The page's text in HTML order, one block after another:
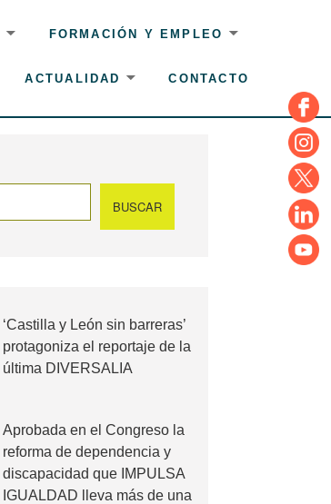
FORMACIÓN Y EMPLEO
ACTUALIDAD CONTACTO
BUSCAR
‘Castilla y León sin barreras’
protagoniza el reportaje de la
última DIVERSALIA
Aprobada en el Congreso la
reforma de dependencia y
discapacidad que IMPULSA
IGUALDAD lleva más de una